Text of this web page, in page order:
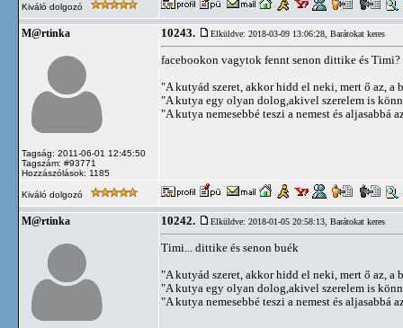
Kiváló dolgozó
M@rtinka
Tagság: 2011-06-01 12:45:50
Tagszám: #93771
Hozzászólások: 1185
10243. Elküldve: 2018-03-09 13:06:28, Barátokat keres
facebookon vagytok fennt senon dittike és
"A kutyád szeret, akkor hidd el neki, mert ő az, a
"A kutya egy olyan dolog,akivel szerelem is
"A kutya nemesebbé teszi a nemest és aljasabbá
Kiváló dolgozó
M@rtinka 10242. Elküldve: 2018-01-05 20:58:13, Barátokat keres
Timi... dittike és senon buék
"A kutyád szeret, akkor hidd el neki, mert ő az, a
"A kutya egy olyan dolog,akivel szerelem is
"A kutya nemesebbé teszi a nemest és aljasabbá